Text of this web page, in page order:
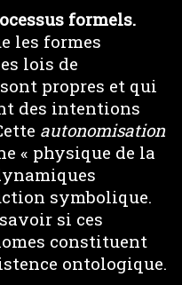
formels.
les formes
lois de
propres et qui
des intentions
autonomisation
« physique de la
symbolique.
si ces
constituent
ontologique.